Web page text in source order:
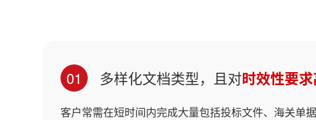
01 多样化文档类型，且对时效性要
客户常需在短时间内完成大量包括投标文件、海关单